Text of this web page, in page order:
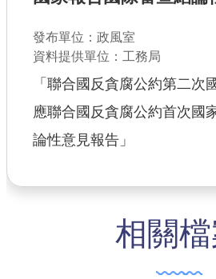
公共工程
回首頁
網站導覽
常見問答
發布單位：政風室
資料提供單位：工務局
「聯合國反貪腐公約第二次
應聯合國反貪腐公約首次國
論性意見報告」
相關